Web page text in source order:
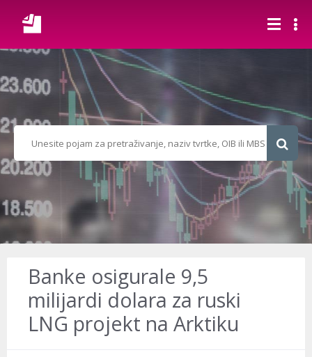
Banke osigurale 9,5
milijardi dolara za ruski
LNG projekt na Arktiku